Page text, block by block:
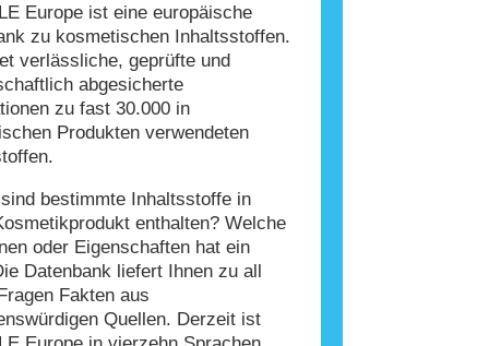
Europe ist eine europäische
zu kosmetischen Inhaltsstoffen.
verlässliche, geprüfte und
abgesicherte
zu fast 30.000 in
Produkten verwendeten
bestimmte Inhaltsstoffe in
enthalten? Welche
oder Eigenschaften hat ein
Datenbank liefert Ihnen zu all
Fakten aus
Quellen. Derzeit ist